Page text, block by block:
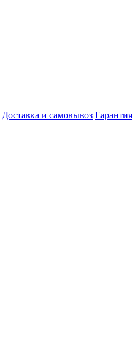
Доставка и самовывоз Гарантия